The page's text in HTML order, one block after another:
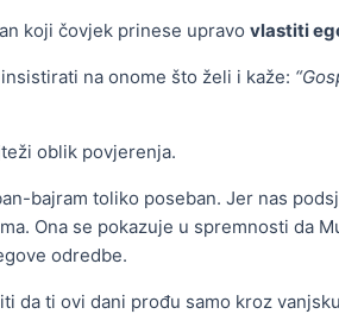
koji čovjek prinese upravo vlastiti
na onome što želi i kaže:
oblik povjerenja.
bajram toliko poseban. Jer nas
Ona se pokazuje u spremnosti da
odredbe.
da ti ovi dani prođu samo kroz